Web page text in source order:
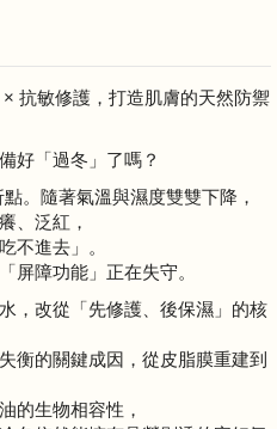
抗敏修護，打造肌膚的天然防禦
好「過冬」了嗎？
。隨著氣溫與濕度雙雙下降，
、泛紅，
不進去」。
屏障功能」正在失守。
，改從「先修護、後保濕」的核
衡的關鍵成因，從皮脂膜重建到
的生物相容性，